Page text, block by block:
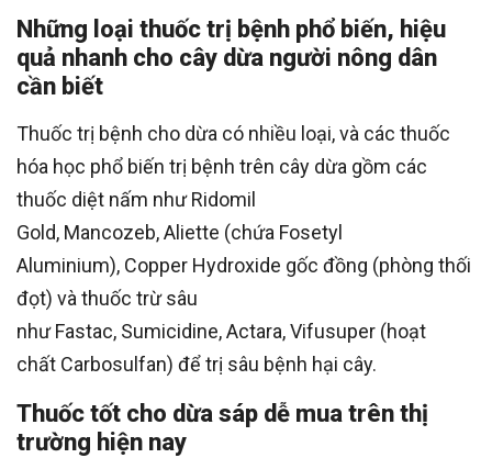
Những loại thuốc trị bệnh phổ biến, hiệu
quả nhanh cho cây dừa người nông dân
cần biết
Thuốc trị bệnh cho dừa có nhiều loại, và các thuốc
hóa học phổ biến trị bệnh trên cây dừa gồm các
thuốc diệt nấm như Ridomil
Gold, Mancozeb, Aliette (chứa Fosetyl
Aluminium), Copper Hydroxide gốc đồng (phòng thối
đọt) và thuốc trừ sâu
như Fastac, Sumicidine, Actara, Vifusuper (hoạt
chất Carbosulfan) để trị sâu bệnh hại cây.
Thuốc tốt cho dừa sáp dễ mua trên thị
trường hiện nay